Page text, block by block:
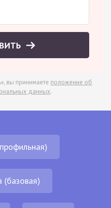
вы принимаете положение об
данных.
(базовая)